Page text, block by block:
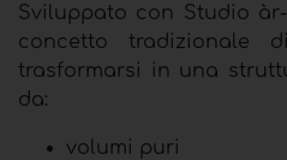
Sviluppato con Studio
concetto tradizionale
trasformarsi in una
da:
volumi puri